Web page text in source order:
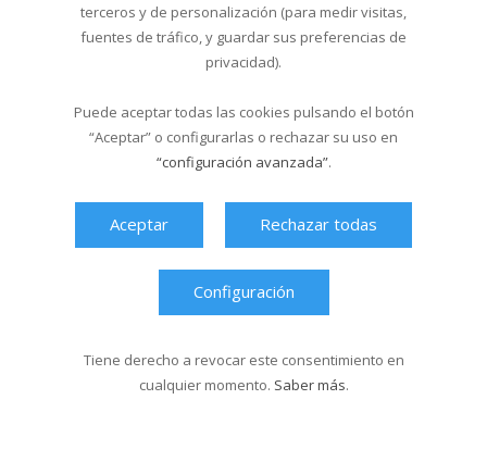
Última hora
terceros y de personalización (para medir visitas,
fuentes de tráfico, y guardar sus preferencias de
privacidad).
Puede aceptar todas las cookies pulsando el botón
“Aceptar” o configurarlas o rechazar su uso en
“configuración avanzada”.
Aceptar Rechazar todas
Configuración
Tiene derecho a revocar este consentimiento en
cualquier momento. Saber más.